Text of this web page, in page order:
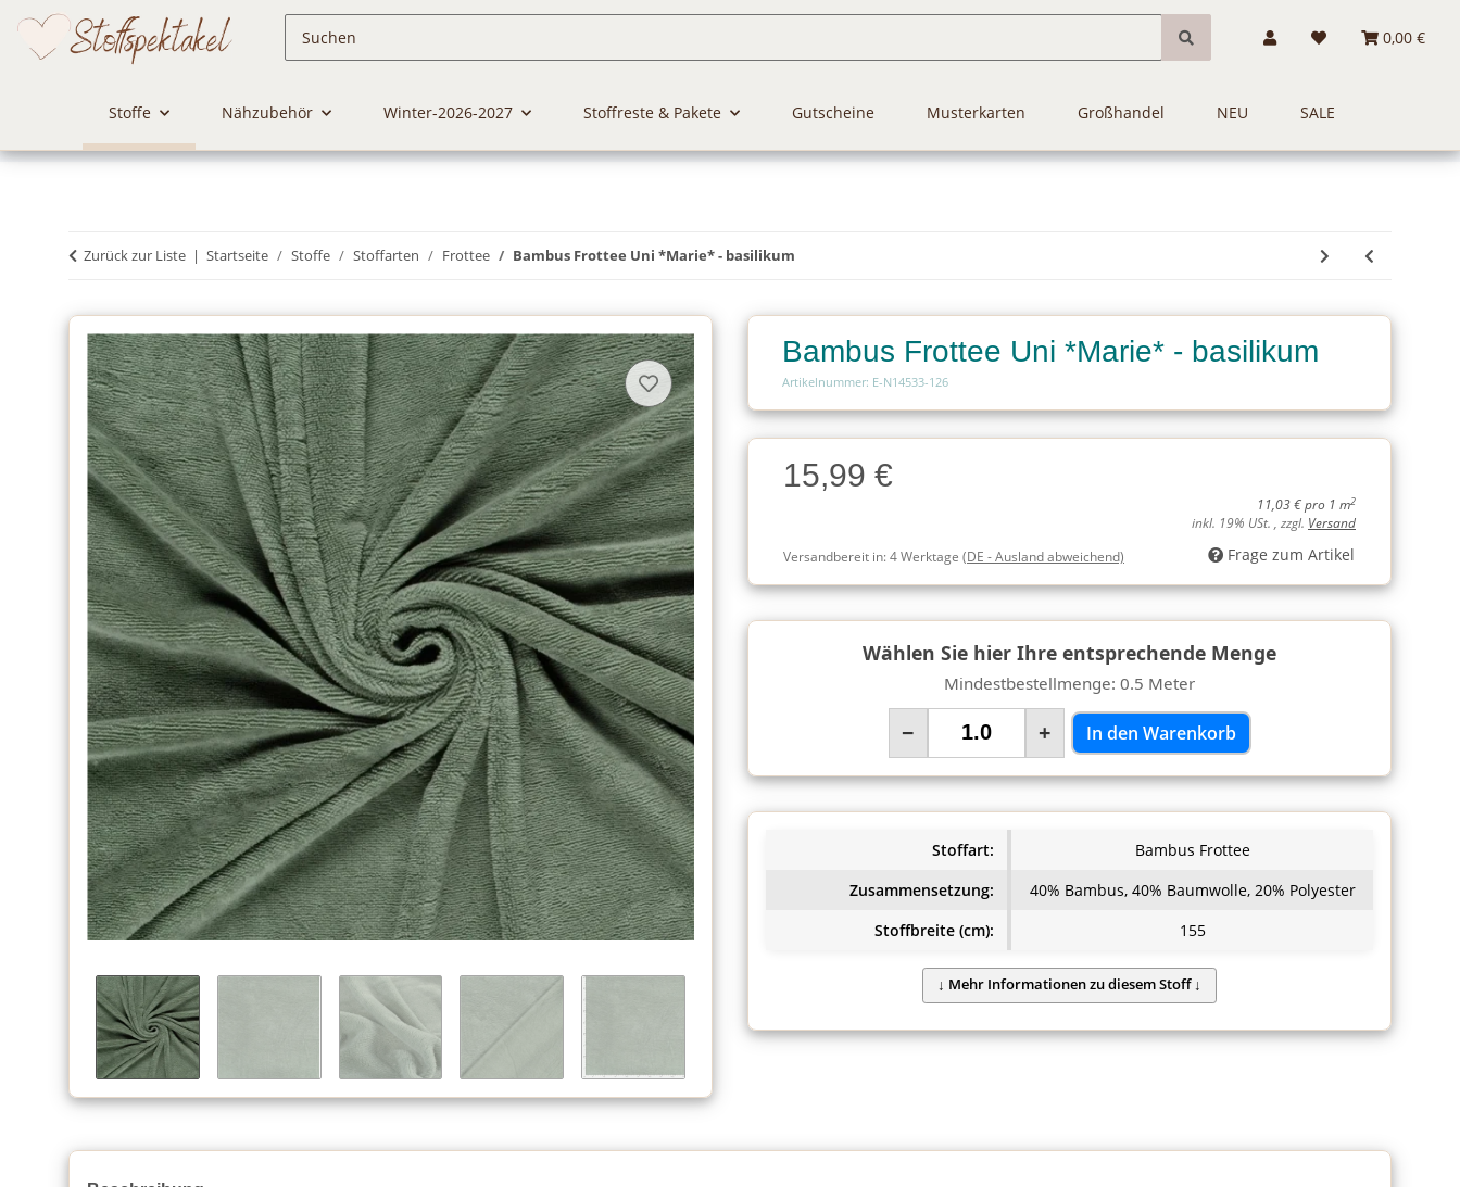
0,00 €
Stoffe Nähzubehör Winter-2026-2027 Stoffreste & Pakete Gutscheine Musterkarten Großhandel NEU SALE
Zurück zur Liste Startseite Stoffe Stoffarten Frottee Bambus Frottee Uni *Marie* - basilikum
Bambus Frottee Uni *Marie* - basilikum
Artikelnummer: E-N14533-126
Charge
Charge15,99 €
11,03 € pro 1 m2
inkl. 19% USt. , zzgl. Versand
Versandbereit in:4 Werktage (DE - Ausland abweichend) Frage zum Artikel
Wählen Sie hier Ihre entsprechende Menge
Mindestbestellmenge: 0.5 Meter
− + In den Warenkorb
Stoffart:
Bambus Frottee
Zusammensetzung:
40% Bambus, 40% Baumwolle, 20% Polyester
Stoffbreite (cm):
155